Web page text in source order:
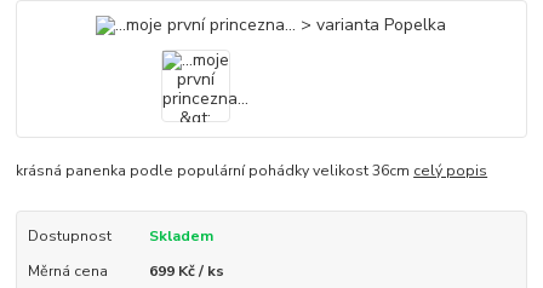
krásná panenka podle populární pohádky velikost 36cm celý popis
Dostupnost
Skladem
Měrná cena
699 Kč / ks